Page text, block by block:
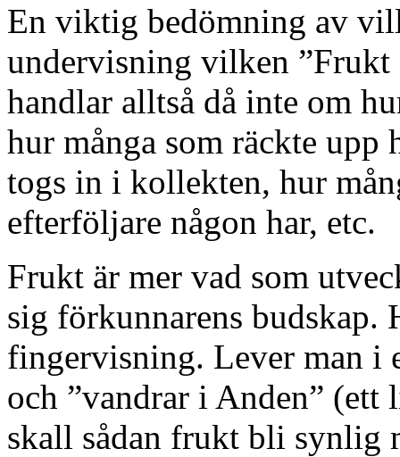
En viktig bedömning av
undervisning vilken ”Frukt
handlar alltså då inte om
hur många som räckte upp
togs in i kollekten, hur
efterföljare någon har, etc.
Frukt är mer vad som
sig förkunnarens budskap.
fingervisning. Lever man i
och ”vandrar i Anden”
skall sådan frukt bli synlig